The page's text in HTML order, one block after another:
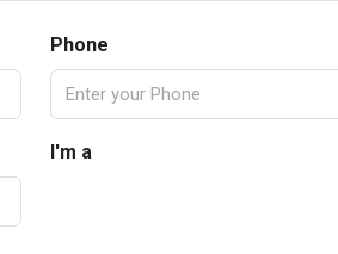
Phone
I'm a